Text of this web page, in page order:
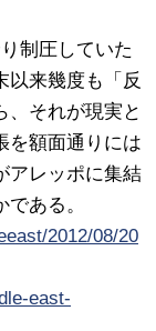
制圧していた
以来幾度も「反
、それが現実と
を額面通りには
アレッポに集結
ある。
2012/08/20
east-